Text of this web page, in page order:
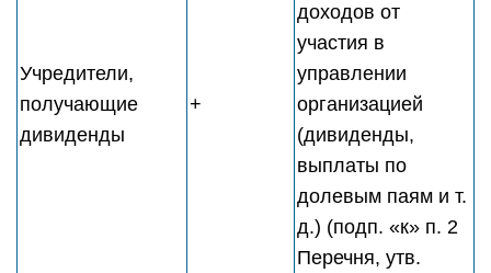
Учредители,
получающие
дивиденды
+
доходов от
участия в
управлении
организацией
(дивиденды,
выплаты по
долевым паям и т.
д.) (подп. «к» п. 2
Перечня, утв.